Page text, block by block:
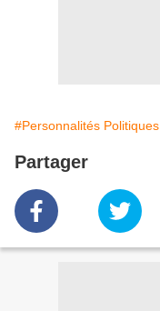
#Personnalités Politiques
Partager